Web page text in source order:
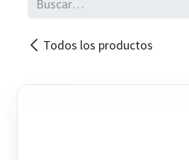
Todos los productos